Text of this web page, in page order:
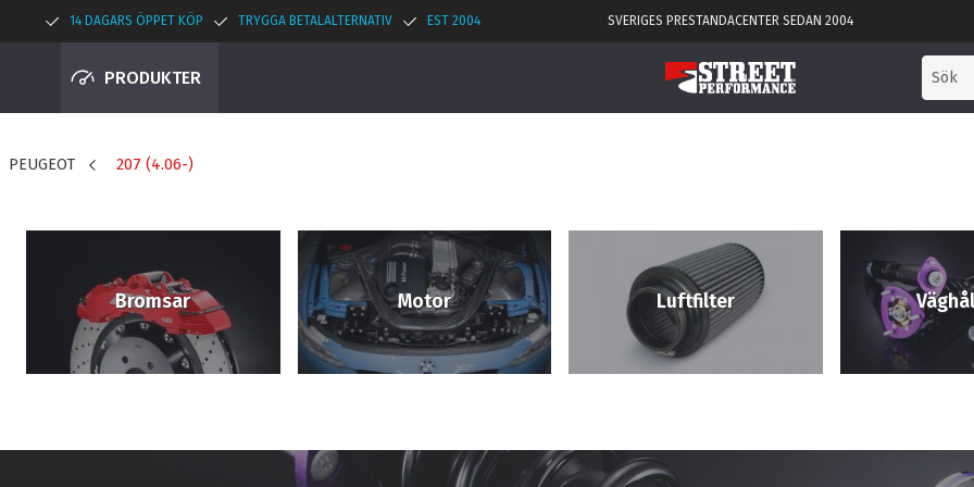
14 DAGARS ÖPPET KÖP TRYGGA BETALALTERNATIV EST 2004 SVERIGES PRESTANDACENTER SEDAN 2004
PRODUKTER
PEUGEOT 207 (4.06-)
Bromsar Motor Luftfilter